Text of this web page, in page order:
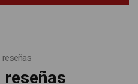
reseñas
reseñas